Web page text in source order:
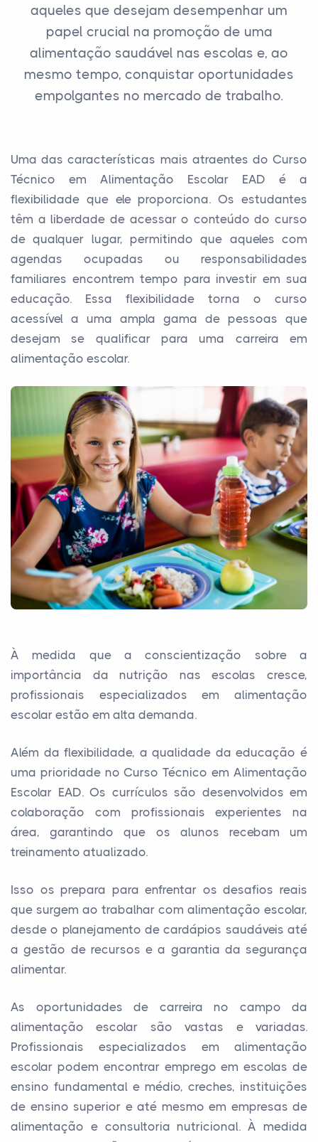
aqueles que desejam desempenhar um
papel crucial na promoção de uma
alimentação saudável nas escolas e, ao
mesmo tempo, conquistar oportunidades
empolgantes no mercado de trabalho.
Uma das características mais atraentes do Curso
Técnico em Alimentação Escolar EAD é a
flexibilidade que ele proporciona. Os estudantes
têm a liberdade de acessar o conteúdo do curso
de qualquer lugar, permitindo que aqueles com
agendas ocupadas ou responsabilidades
familiares encontrem tempo para investir em sua
educação. Essa flexibilidade torna o curso
acessível a uma ampla gama de pessoas que
desejam se qualificar para uma carreira em
alimentação escolar.
À medida que a conscientização sobre a
importância da nutrição nas escolas cresce,
profissionais especializados em alimentação
escolar estão em alta demanda.
Além da flexibilidade, a qualidade da educação é
uma prioridade no Curso Técnico em Alimentação
Escolar EAD. Os currículos são desenvolvidos em
colaboração com profissionais experientes na
área, garantindo que os alunos recebam um
treinamento atualizado.
Isso os prepara para enfrentar os desafios reais
que surgem ao trabalhar com alimentação escolar,
desde o planejamento de cardápios saudáveis até
a gestão de recursos e a garantia da segurança
alimentar.
As oportunidades de carreira no campo da
alimentação escolar são vastas e variadas.
Profissionais especializados em alimentação
escolar podem encontrar emprego em escolas de
ensino fundamental e médio, creches, instituições
de ensino superior e até mesmo em empresas de
alimentação e consultoria nutricional. À medida